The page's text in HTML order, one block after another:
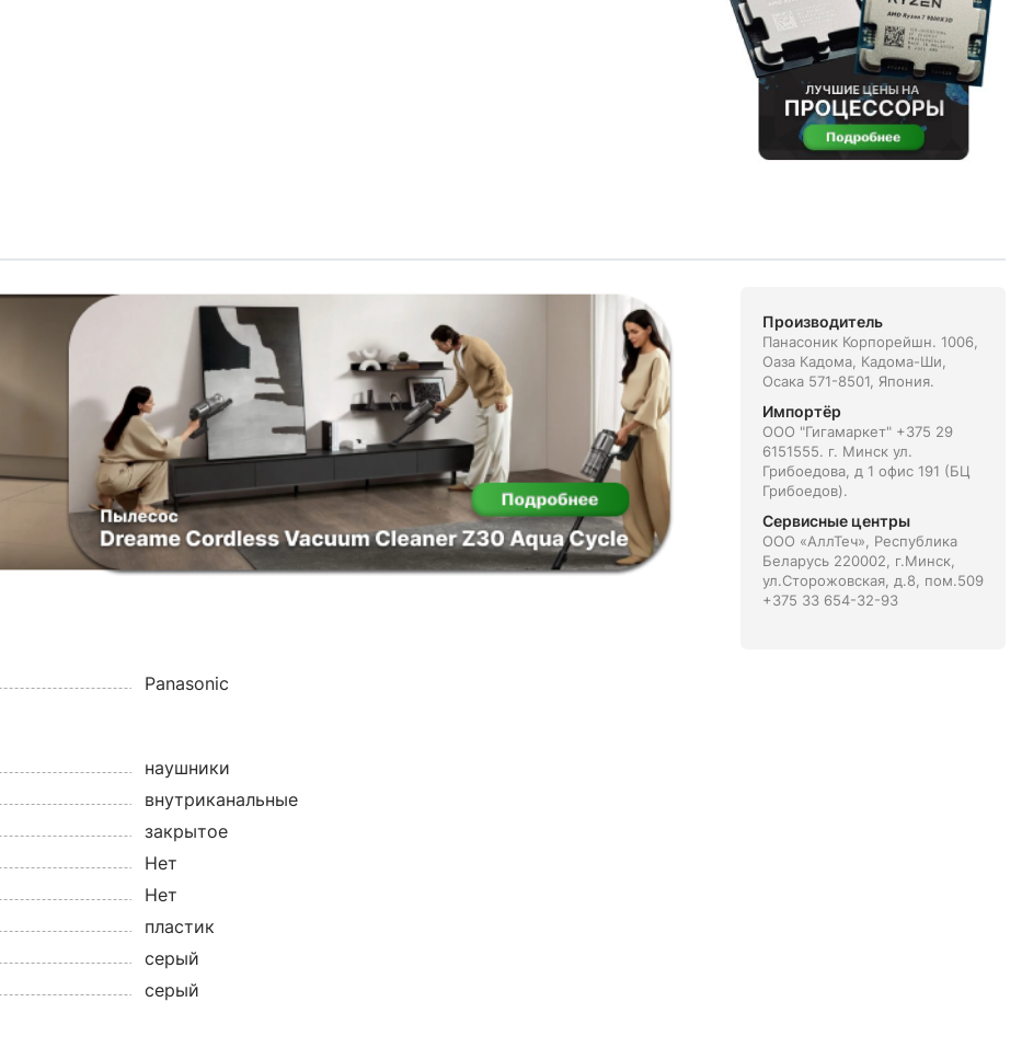
Panasonic
наушники
внутриканальные
закрытое
Нет
Нет
пластик
серый
серый
Производитель
Панасоник Корпорейшн. 1006,
Оаза Кадома, Кадома-Ши,
Осака 571-8501, Япония.
Импортёр
ООО "Гигамаркет" +375 29
6151555. г. Минск ул.
Грибоедова, д 1 офис 191 (БЦ
Грибоедов).
Сервисные центры
ООО «АллТеч», Республика
Беларусь 220002, г.Минск,
ул.Сторожовская, д.8, пом.509
+375 33 654-32-93